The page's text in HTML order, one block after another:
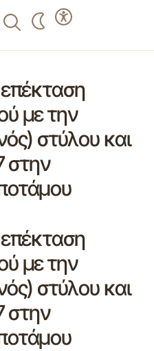
με την
στύλου και
στην
με την
στύλου και
στην